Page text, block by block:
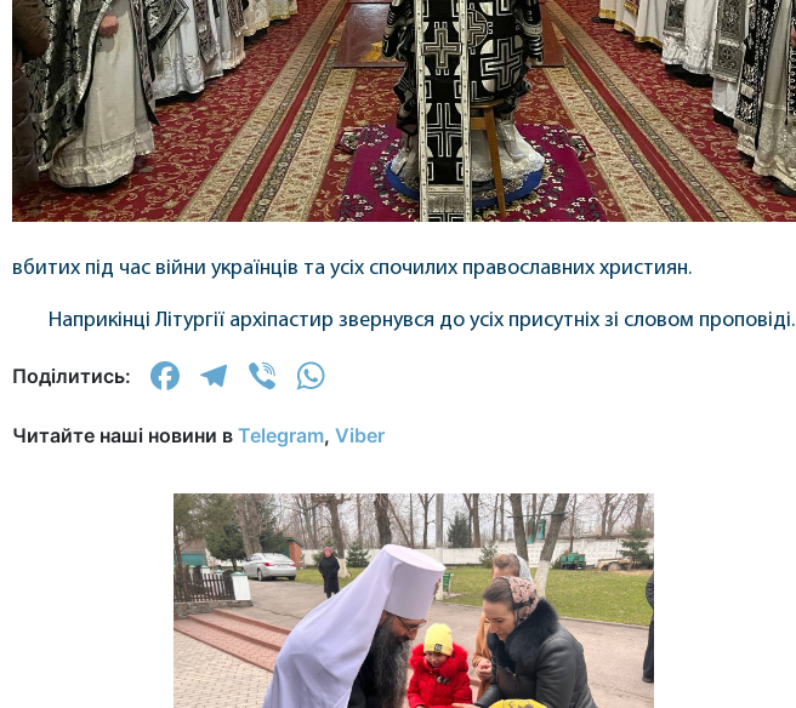
вбитих під час війни українців та усіх спочилих православних християн.
Наприкінці Літургії архіпастир звернувся до усіх присутніх зі словом проповіді.
Поділитись: Facebook
Telegram
Viber
Читайте наші новини в Telegram, Viber